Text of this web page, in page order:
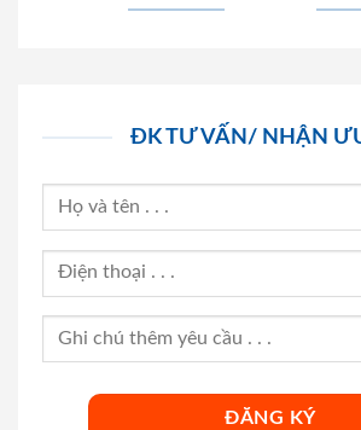
ĐK TƯ VẤN/ NHẬN